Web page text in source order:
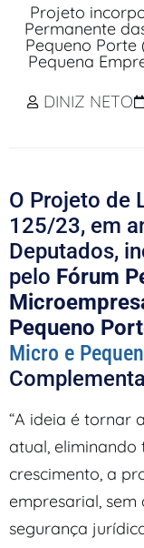
Projeto
Permanente
Pequeno Porte
Pequena
DINIZ NETO
O Projeto de
125/23, em
Deputados,
pelo Fórum
Pequeno
Micro e
“A ideia é tornar
atual,
crescimento, a
empresarial,
segurança